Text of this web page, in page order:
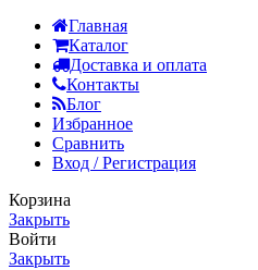
Главная
Каталог
Доставка и оплата
Контакты
Блог
Избранное
Сравнить
Вход / Регистрация
Корзина
Закрыть
Войти
Закрыть